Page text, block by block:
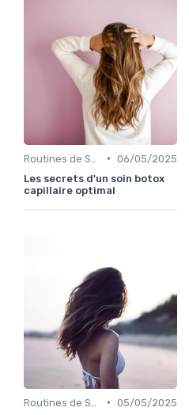
• 06/05/2025
Les secrets d'un soin botox
capillaire optimal
• 05/05/2025